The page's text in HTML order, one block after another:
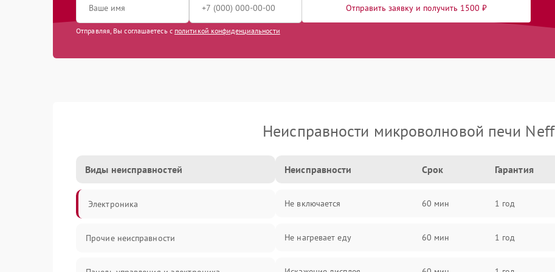
Отправить заявку и получить 1500 ₽
Отправляя, Вы соглашаетесь с политикой конфиденциальности
Неисправности микроволновой печи Neff
Виды неисправностей
Электроника
Прочие неисправности
Неисправности Срок Гарантия
Не включается 60 мин 1 год
Не нагревает еду 60 мин 1 год